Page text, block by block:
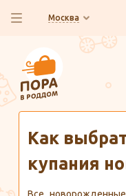
Москва
Как
купания